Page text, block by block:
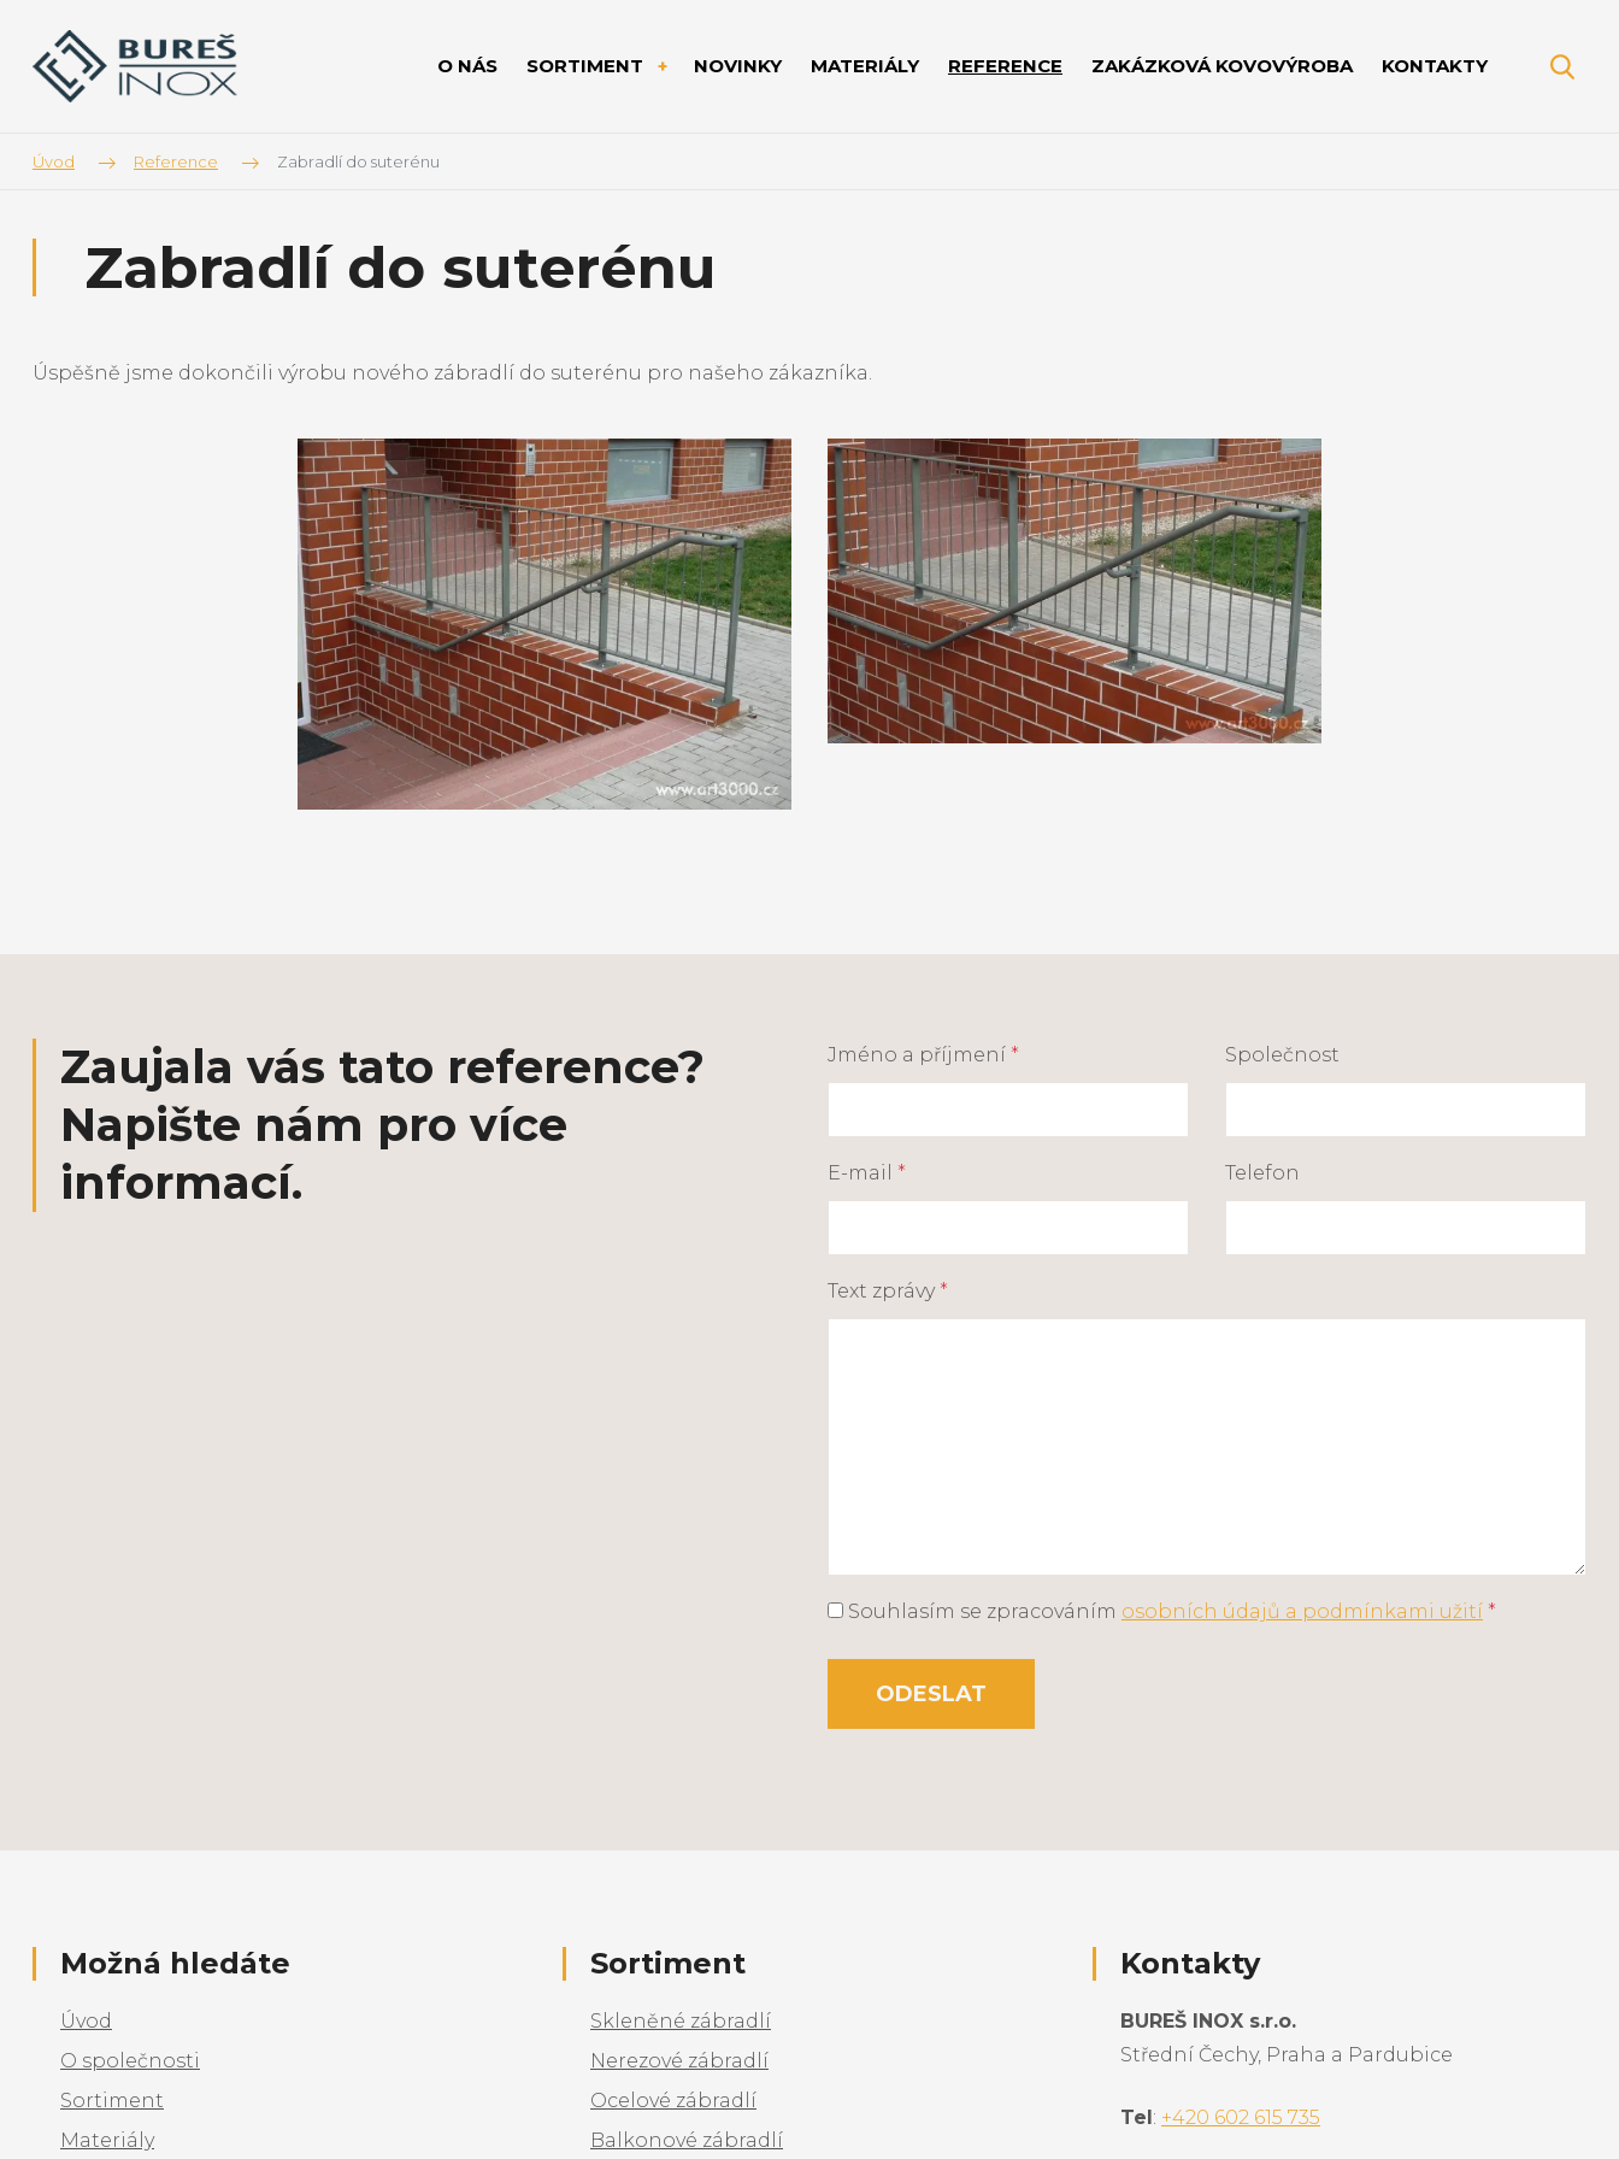
O NÁS SORTIMENT NOVINKY MATERIÁLY REFERENCE ZAKÁZKOVÁ KOVOVÝROBA KONTAKTY
Úvod Reference Zabradlí do suterénu
Zabradlí do suterénu
Úspěšně jsme dokončili výrobu nového zábradlí do suterénu pro našeho zákazníka.
Zaujala vás tato reference?
Napište nám pro více
informací.
Jméno a příjmení * Společnost
E-mail * Telefon
Text zprávy *
Souhlasím se zpracováním osobních údajů a podmínkami užití *
ODESLAT
Možná hledáte
Úvod
O společnosti
Sortiment
Materiály
Sortiment
Skleněné zábradlí
Nerezové zábradlí
Ocelové zábradlí
Balkonové zábradlí
Kontakty
BUREŠ INOX s.r.o.
Střední Čechy, Praha a Pardubice
Tel: +420 602 615 735